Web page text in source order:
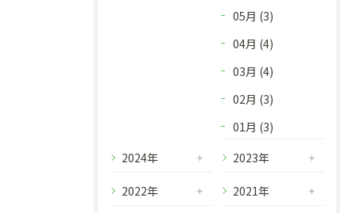
05月 (3)
04月 (4)
03月 (4)
02月 (3)
01月 (3)
2024年
2023年
2022年 2021年